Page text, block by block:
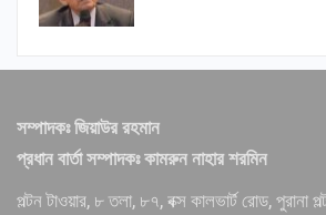
সম্পাদকঃ জিয়াউর রহমান
প্রধান বার্তা সম্পাদকঃ কামরুন নাহার শরমিন
পল্টন টাওয়ার, ৮ তলা, ৮৭, বক্স কালভার্ট রোড, পুরানা